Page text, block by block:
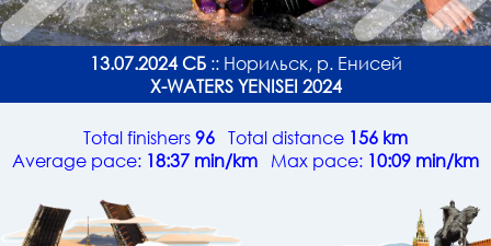
13.07.2024 СБ:: Норильск, р. Енисей
X-WATERS YENISEI 2024
Total finishers96 Total distance 156 km
Average pace: 18:37 min/km Max pace: 10:09 min/km